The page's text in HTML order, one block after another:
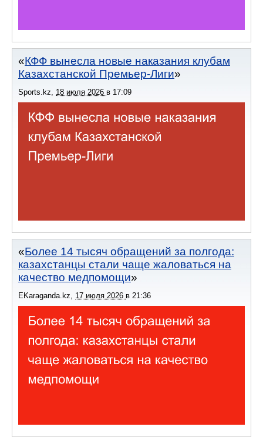
КФФ вынесла новые наказания клубам
Казахстанской Премьер-Лиги
Sports.kz 18 июля 2026 в 17:09
Более 14 тысяч обращений за полгода:
казахстанцы стали чаще жаловаться на
качество медпомощи
EKaraganda.kz, 17 июля 2026 в 21:36